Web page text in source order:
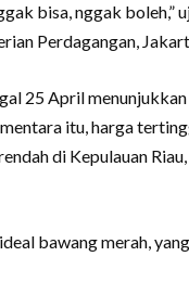
bisa, nggak boleh,”
Perdagangan,
25 April
itu, harga
di Kepulauan
bawang merah,